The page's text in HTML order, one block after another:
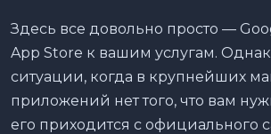
Здесь все довольно просто —
App Store к вашим услугам.
ситуации, когда в крупнейших
приложений нет того, что вам
его приходится с официального